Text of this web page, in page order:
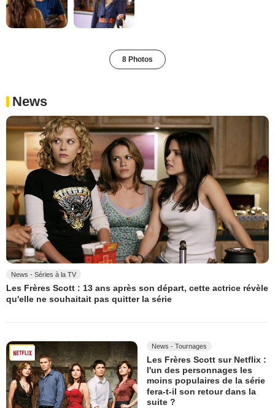
8 Photos
News
News - Séries à la TV
Les Frères Scott : 13 ans après son départ, cette actrice révèle
qu'elle ne souhaitait pas quitter la série
News - Tournages
Les Frères Scott sur Netflix :
l'un des personnages les
moins populaires de la série
fera-t-il son retour dans la
suite ?